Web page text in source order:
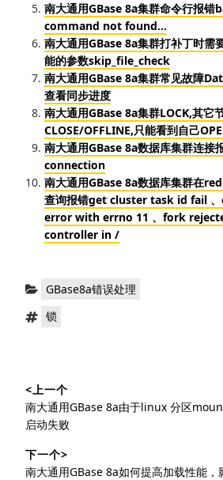
南大通用GBase 8a集群命令行报错
command not found...
南大通用GBase 8a集群打补丁时需
能的参数skip_file_check
南大通用GBase 8a集群常见故障
查看同步进度
南大通用GBase 8a集群LOCK,其它
CLOSE/OFFLINE,只能看到自己
南大通用GBase 8a数据库集群连
connection
南大通用GBase 8a数据库集群在
查询报错get cluster task id fail
error with errno 11 、fork
controller in /
分
GBase8a错误处理
标
签：
锁
章
导
航
<上一个
上
篇
章：
南大通用GBase 8a由于linux 分区
启动失败
下一个>
下
南大通用GBase 8a如何提高加载性能